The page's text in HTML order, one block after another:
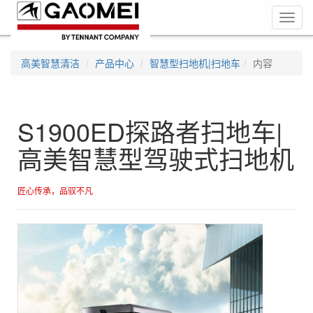
高美智慧清洁 产品中心 智慧型扫地机|扫地车 内容
S1900ED探路者扫地车|
高美智慧型驾驶式扫地机
匠心传承，品驭不凡